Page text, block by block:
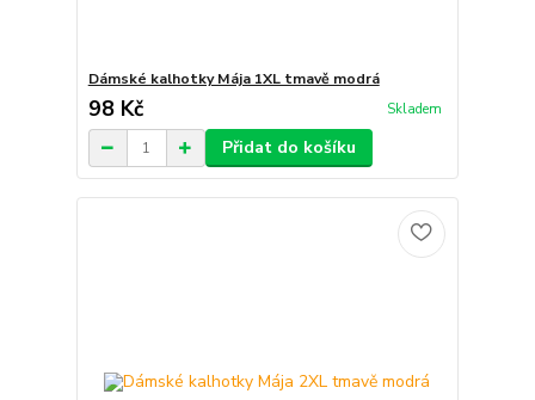
Dámské kalhotky Mája 1XL tmavě modrá
98 Kč Skladem
Přidat do košíku